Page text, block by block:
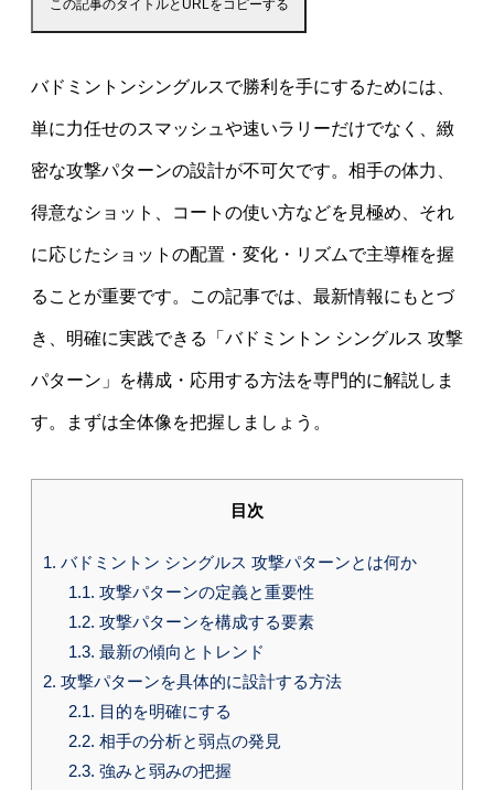
この記事のタイトルとURLをコピーする
バドミントンシングルスで勝利を手にするためには、
単に力任せのスマッシュや速いラリーだけでなく、緻
密な攻撃パターンの設計が不可欠です。相手の体力、
得意なショット、コートの使い方などを見極め、それ
に応じたショットの配置・変化・リズムで主導権を握
ることが重要です。この記事では、最新情報にもとづ
き、明確に実践できる「バドミントン シングルス 攻撃
パターン」を構成・応用する方法を専門的に解説しま
す。まずは全体像を把握しましょう。
目次
1. バドミントン シングルス 攻撃パターンとは何か
1.1. 攻撃パターンの定義と重要性
1.2. 攻撃パターンを構成する要素
1.3. 最新の傾向とトレンド
2. 攻撃パターンを具体的に設計する方法
2.1. 目的を明確にする
2.2. 相手の分析と弱点の発見
2.3. 強みと弱みの把握